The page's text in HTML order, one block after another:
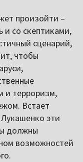
произойти –
и со скептиками,
сценарий,
чтобы
и терроризм,
Встает
эти
должны
возможностей